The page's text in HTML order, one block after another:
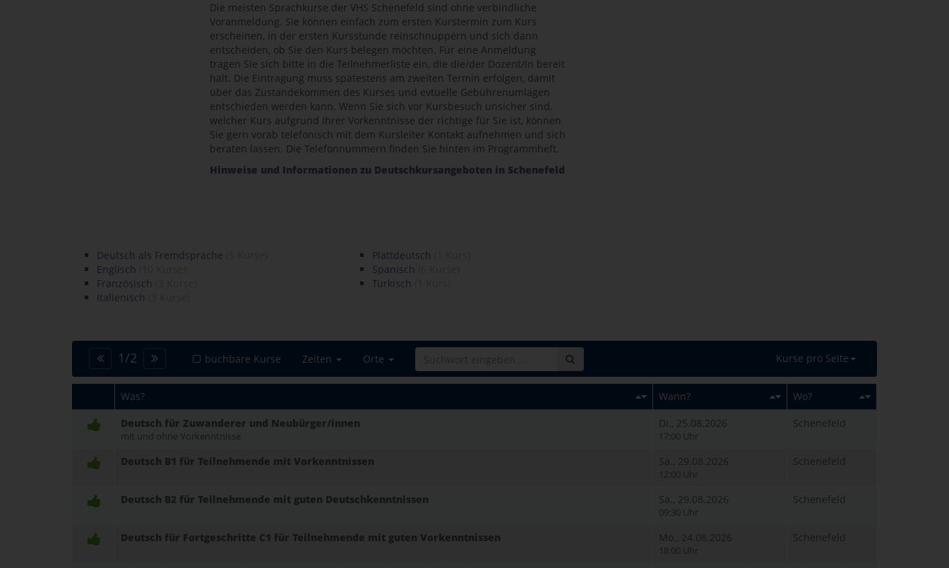
Die meisten Sprachkurse der VHS Schenefeld sind ohne verbindliche
Voranmeldung. Sie können einfach zum ersten Kurstermin zum Kurs
erscheinen, in der ersten Kursstunde reinschnuppern und sich dann
entscheiden, ob Sie den Kurs belegen möchten. Für eine Anmeldung
tragen Sie sich bitte in die Teilnehmerliste ein, die die/der Dozent/in bereit
hält. Die Eintragung muss spätestens am zweiten Termin erfolgen, damit
über das Zustandekommen des Kurses und evtuelle Gebührenumlagen
entschieden werden kann. Wenn Sie sich vor Kursbesuch unsicher sind,
welcher Kurs aufgrund Ihrer Vorkenntnisse der richtige für Sie ist, können
Sie gern vorab telefonisch mit dem Kursleiter Kontakt aufnehmen und sich
beraten lassen. Die Telefonnummern finden Sie hinten im Programmheft.
Hinweise und Informationen zu Deutschkursangeboten in Schenefeld
Deutsch als Fremdsprache
Englisch
Französisch
Italienisch
Plattdeutsch
Spanisch
Türkisch
1/2 buchbare Kurse Zeiten Orte Kurse pro Seite
Was? Wann?
Wo?
Deutsch für Zuwanderer und Neubürger/innen
mit und ohne Vorkenntnisse
Di., 25.08.2026
17:00 Uhr
Schenefeld
Deutsch B1 für Teilnehmende mit Vorkenntnissen Sa., 29.08.2026
12:00 Uhr
Schenefeld
Deutsch B2 für Teilnehmende mit guten Deutschkenntnissen Sa., 29.08.2026
09:30 Uhr
Schenefeld
Deutsch für Fortgeschritte C1 für Teilnehmende mit guten Vorkenntnissen Mo., 24.08.2026
18:00 Uhr
Schenefeld